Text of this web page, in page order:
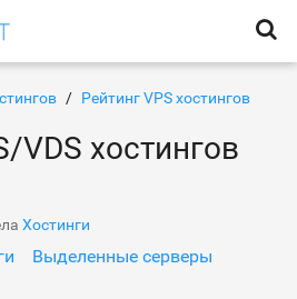
Рейтинг VPS хостингов
VDS хостингов
Хостинги
Выделенные серверы